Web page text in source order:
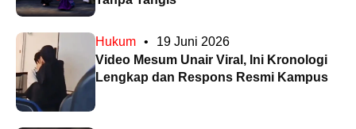
Hukum •
19 Juni 2026
Video Mesum Unair Viral, Ini Kronologi
Lengkap dan Respons Resmi Kampus